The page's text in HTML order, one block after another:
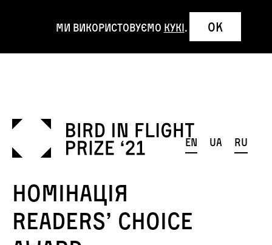
en ua ru
Номінація
Readers’ Choice
Ми використовуємо кукі. OK